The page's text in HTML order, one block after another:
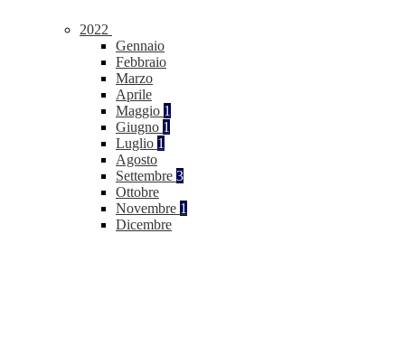
2022
Gennaio
Febbraio
Marzo
Aprile
Maggio 1
Giugno 1
Luglio 1
Agosto
Settembre 3
Ottobre
Novembre 1
Dicembre